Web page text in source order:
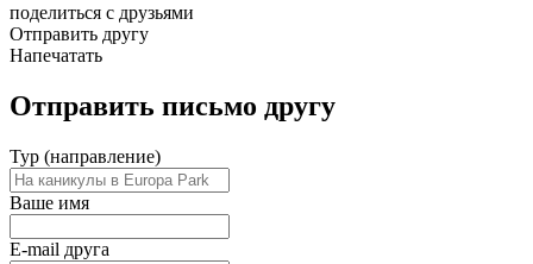
поделиться с друзьями
Отправить другу
Напечатать
Отправить письмо другу
Тур (направление)
Ваше имя
E-mail друга